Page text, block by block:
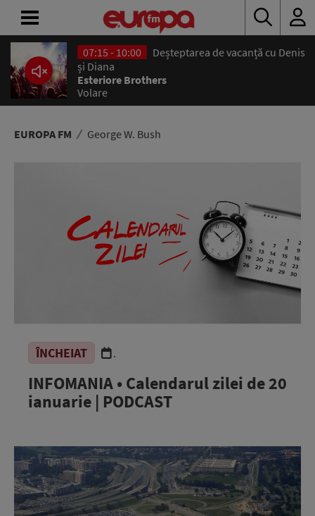
07:15 - 10:00
Deșteptarea de vacanță cu Denis
și Diana
Esteriore Brothers
Volare
EUROPA FM George W. Bush
ÎNCHEIAT .
INFOMANIA • Calendarul zilei de 20
ianuarie | PODCAST
ACASĂ
ȘTIRI
RADIO
ASCULTĂ